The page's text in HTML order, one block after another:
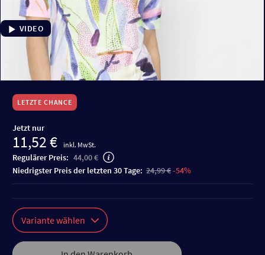
VIDEO
LETZTE CHANCE
Jetzt nur
11,52 € inkl. MwSt.
Regulärer Preis: 44,00 €
niedrigster Preis der letzten 30 Tage: 24,99 €-54%
Variante wählen